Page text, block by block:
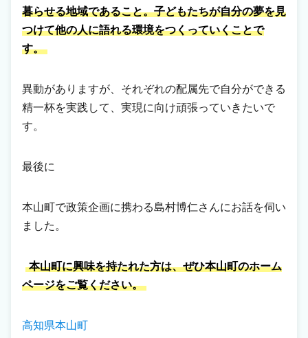
暮らせる地域であること。子どもたちが自分の夢を見
つけて他の人に語れる環境をつくっていくことで
す。
異動がありますが、それぞれの配属先で自分ができる
精一杯を実践して、実現に向け頑張っていきたいで
す。
最後に
本山町で政策企画に携わる島村博仁さんにお話を伺い
ました。
本山町に興味を持たれた方は、ぜひ本山町のホーム
ページをご覧ください。
高知県本山町